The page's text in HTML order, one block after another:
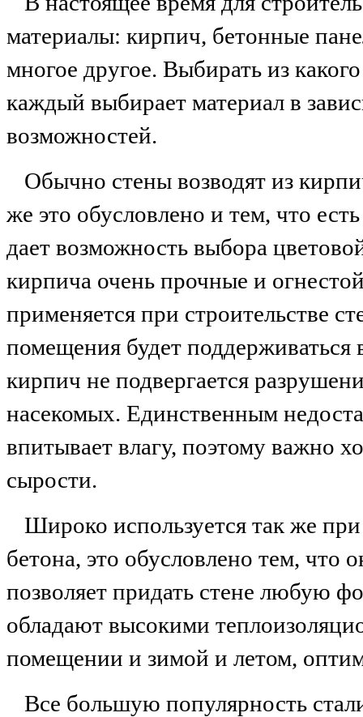
материалы: кирпич, бетонные
многое другое. Выбирать из
каждый выбирает материал в
возможностей.
Обычно стены возводят из
же это обусловлено и тем, что
дает возможность выбора
кирпича очень прочные и
применяется при строительстве
помещения будет поддерживаться
кирпич не подвергается
насекомых. Единственным
впитывает влагу, поэтому важно
сырости.
Широко используется так же при
бетона, это обусловлено тем, что
позволяет придать стене любую
обладают высокими
помещении и зимой и летом,
Все большую популярность